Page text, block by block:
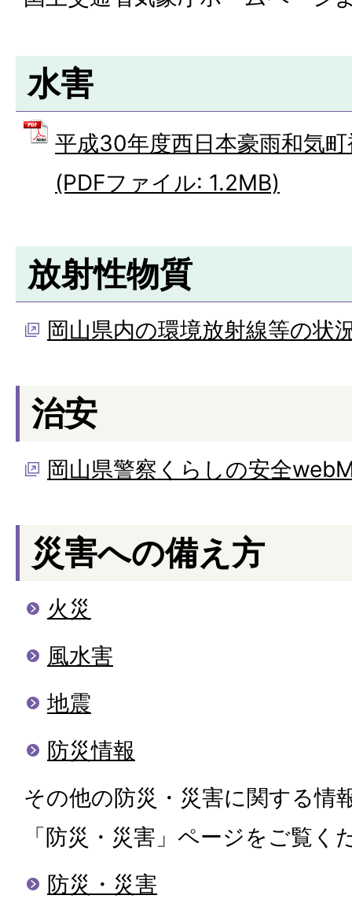
水害
平成30年度西日本豪雨和気
(PDFファイル: 1.2MB)
放射性物質
岡山県内の環境放射線等の状
治安
岡山県警察くらしの安全
災害への備え方
火災
風水害
地震
防災情報
その他の防災・災害に関する情
「防災・災害」ページをご覧く
防災・災害